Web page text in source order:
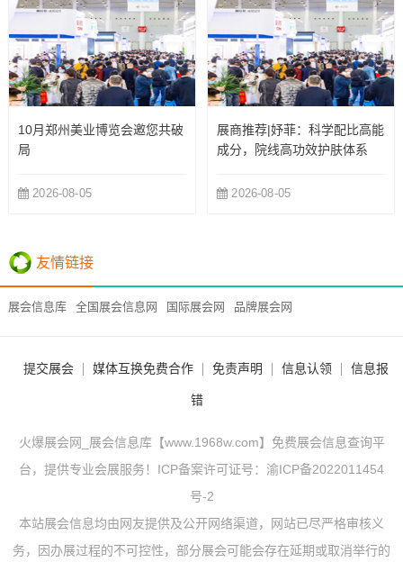
10月郑州美业博览会邀您共破
局
2026-08-05
展商推荐|妤菲：科学配比高能
成分，院线高功效护肤体系
2026-08-05
友情链接
展会信息库 全国展会信息网 国际展会网 品牌展会网
提交展会 媒体互换免费合作 免责声明 信息认领 信息报
错
火爆展会网_展会信息库【www.1968w.com】免费展会信息查询平
台，提供专业会展服务！ICP备案许可证号： 渝ICP备2022011454
号-2
本站展会信息均由网友提供及公开网络渠道，网站已尽严格审核义
务，因办展过程的不可控性，部分展会可能会存在延期或取消举行的